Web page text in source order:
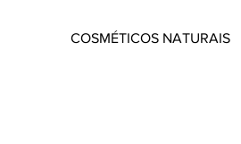
COSMÉTICOS NATURAIS